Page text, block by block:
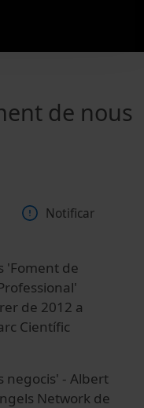
de nous
Notificar
'Foment de
de 2012 a
Científic
negocis' - Albert
Network de